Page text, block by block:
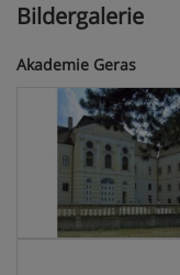
Bildergalerie
Akademie Geras